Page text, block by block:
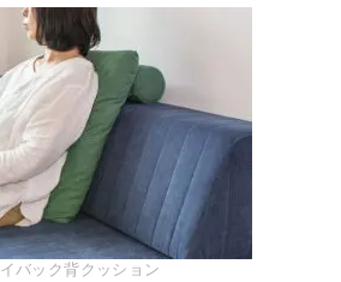
バック背クッション